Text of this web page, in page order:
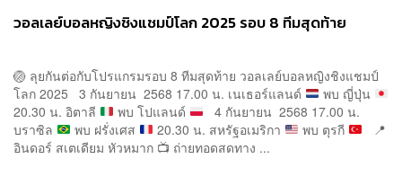
วอลเลย์บอลหญิงชิงแชมป์โลก 2025 รอบ 8 ทีมสุดท้าย
🏐 ลุยกันต่อกับโปรแกรมรอบ 8 ทีมสุดท้าย วอลเลย์บอลหญิงชิงแชมป์
โลก 2025 3 กันยายน 2568 17.00 น. เนเธอร์แลนด์
พบ ญี่ปุ่น
20.30 น. อิตาลี
พบ โปแลนด์
4 กันยายน 2568 17.00 น.
บราซิล
พบ ฝรั่งเศส 20.30 น. สหรัฐอเมริกา พบ ตุรกี
📍
อินดอร์ สเตเดียม หัวหมาก 📺 ถ่ายทอดสดทาง ...